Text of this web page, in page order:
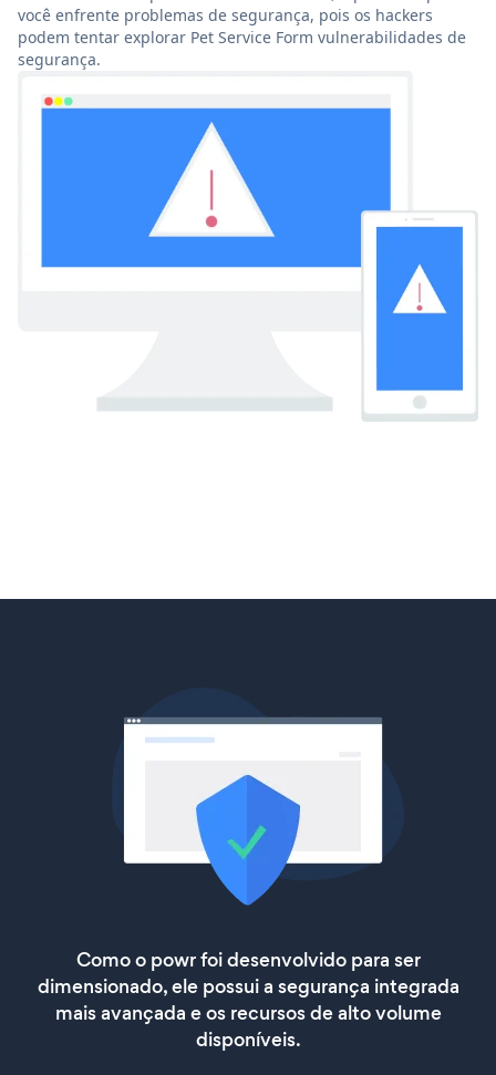
você enfrente problemas de segurança, pois os hackers
podem tentar explorar Pet Service Form vulnerabilidades de
segurança.
Como o powr foi desenvolvido para ser
dimensionado, ele possui a segurança integrada
mais avançada e os recursos de alto volume
disponíveis.